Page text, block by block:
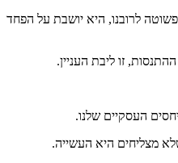
מ "0" היא לא פשוטה לרובנו, היא יושבת על הפחד
זו ליבת העניין.
העסקיים שלנו.
מצליחים היא העשייה.